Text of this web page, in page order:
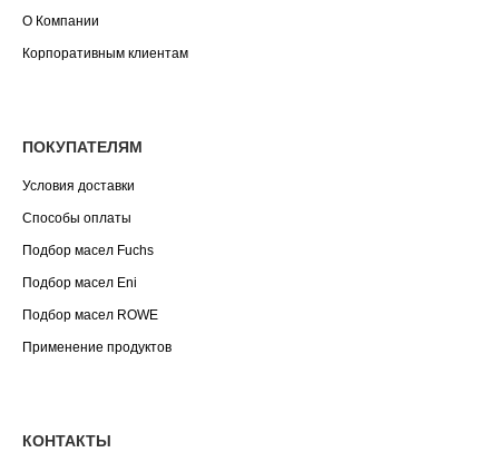
О Компании
Корпоративным клиентам
ПОКУПАТЕЛЯМ
Условия доставки
Способы оплаты
Подбор масел Fuchs
Подбор масел Eni
Подбор масел ROWE
Применение продуктов
КОНТАКТЫ